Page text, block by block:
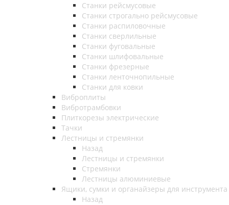
Станки рейсмусовые
Станки строгально рейсмусовые
Станки распиловочные
Станки сверлильные
Станки фуговальные
Станки шлифовальные
Станки фрезерные
Станки ленточнопильные
Станки для ковки
Виброплиты
Вибротрамбовки
Плиткорезы электрические
Тачки
Лестницы и стремянки
Назад
Лестницы и стремянки
Стремянки
Лестницы алюминиевые
Ящики, сумки и органайзеры для инструмента
Назад